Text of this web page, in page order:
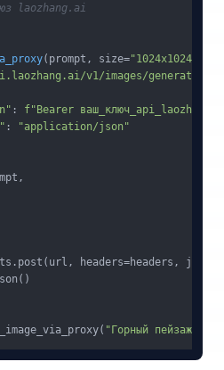
laozhang.ai
( prompt, size="1024x1024"
v1/images/generations"
: f"Bearer ваш_ключ_api_laozhang"
:
"application/json"
headers=headers,
"Горный пейзаж"